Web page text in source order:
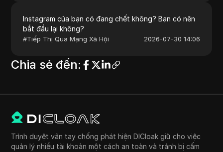
Instagram của bạn có đang chết không? Bạn có nên
bắt đầu lại không?
#Tiếp Thị Qua Mạng Xã Hội 2026-07-30 14:06
Chia sẻ đến:
Trình duyệt vân tay chống phát hiện DICloak giữ cho việc
quản lý nhiều tài khoản một cách an toàn và tránh bị cấm